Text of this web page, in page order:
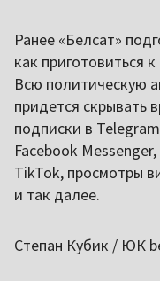
Ранее «Белсат»
как приготовиться
Всю политическую
придется скрывать
подписки в
Facebook
TikTok, просмотры
и так далее.
Степан Кубик / ЮК